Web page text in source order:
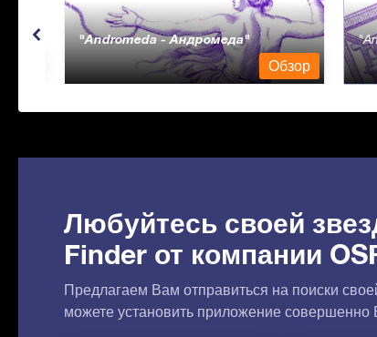
Andromeda - Андромеда
Обзор
Любуйтесь своей
Finder от компании
Предлагаем Вам отправиться на поиски
можете установить приложение